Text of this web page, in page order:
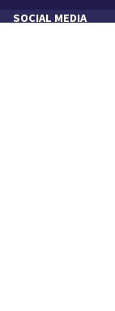
SOCIAL MEDIA